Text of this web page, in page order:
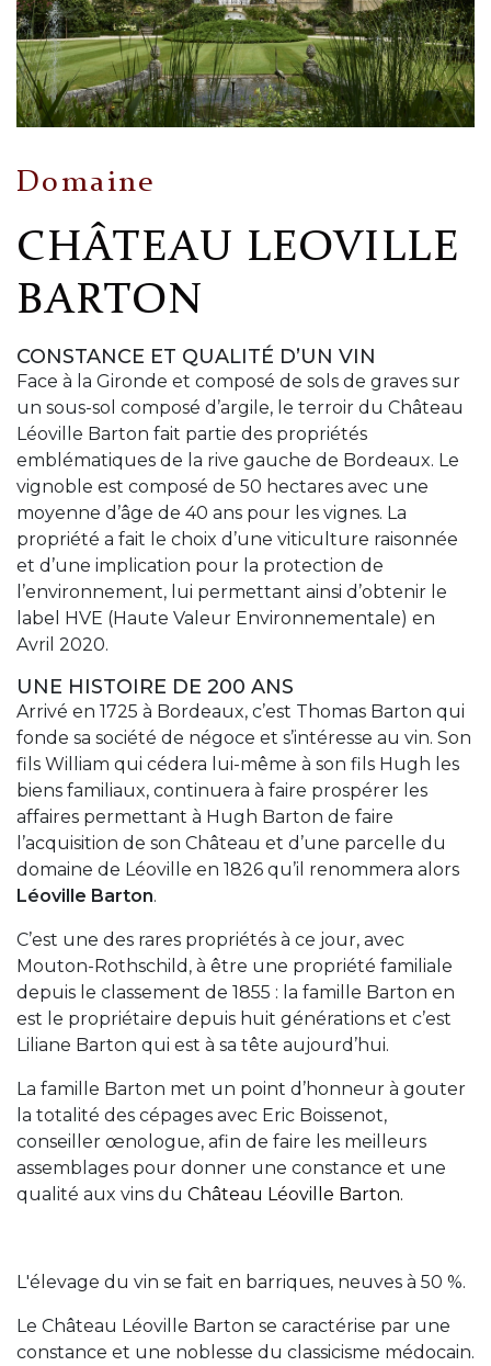
Domaine
CHÂTEAU LEOVILLE
BARTON
CONSTANCE ET QUALITÉ D’UN VIN
Face à la Gironde et composé de sols de graves sur
un sous-sol composé d’argile, le terroir du Château
Léoville Barton fait partie des propriétés
emblématiques de la rive gauche de Bordeaux. Le
vignoble est composé de 50 hectares avec une
moyenne d’âge de 40 ans pour les vignes. La
propriété a fait le choix d’une viticulture raisonnée
et d’une implication pour la protection de
l’environnement, lui permettant ainsi d’obtenir le
label HVE (Haute Valeur Environnementale) en
Avril 2020.
UNE HISTOIRE DE 200 ANS
Arrivé en 1725 à Bordeaux, c’est Thomas Barton qui
fonde sa société de négoce et s’intéresse au vin. Son
fils William qui cédera lui-même à son fils Hugh les
biens familiaux, continuera à faire prospérer les
affaires permettant à Hugh Barton de faire
l’acquisition de son Château et d’une parcelle du
domaine de Léoville en 1826 qu’il renommera alors
Léoville Barton.
C’est une des rares propriétés à ce jour, avec
Mouton-Rothschild, à être une propriété familiale
depuis le classement de 1855 : la famille Barton en
est le propriétaire depuis huit générations et c’est
Liliane Barton qui est à sa tête aujourd’hui.
La famille Barton met un point d’honneur à gouter
la totalité des cépages avec Eric Boissenot,
conseiller œnologue, afin de faire les meilleurs
assemblages pour donner une constance et une
qualité aux vins du Château Léoville Barton.
L'élevage du vin se fait en barriques, neuves à 50 %.
Le Château Léoville Barton se caractérise par une
constance et une noblesse du classicisme médocain.